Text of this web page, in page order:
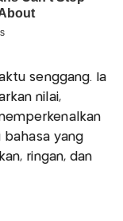
senggang. Ia
nilai,
bahasa yang
ringan, dan